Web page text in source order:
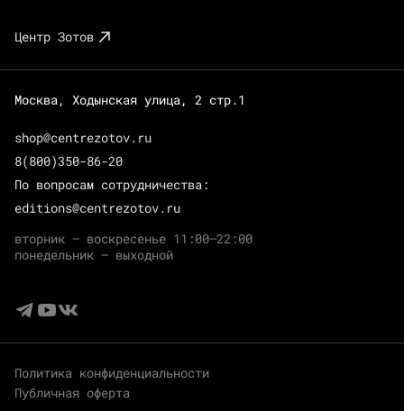
Центр Зотов
Москва, Ходынская улица, 2 стр.1
shop@centrezotov.ru
8(800)350-86-20
По вопросам сотрудничества:
editions@centrezotov.ru
вторник — воскресенье 11:00–22:00
понедельник — выходной
Политика конфиденциальности
Публичная оферта